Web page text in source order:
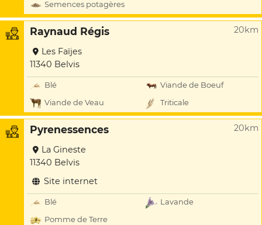
Semences potagères
Raynaud Régis 20km
Les Faïjes
11340 Belvis
Blé
Viande de Boeuf
Viande de Veau
Triticale
Pyrenessences 20km
La Gineste
11340 Belvis
Site internet
Blé
Lavande
Pomme de Terre